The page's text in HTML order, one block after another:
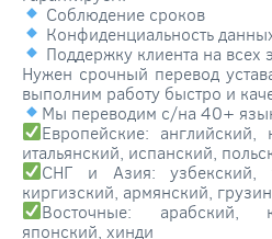
Соблюдение сроков
Конфиденциальность
Поддержку клиента на всех
Нужен срочный перевод
выполним работу быстро и
Мы переводим с/на 40+
Европейские: английский,
итальянский, испанский,
СНГ и Азия: узбекский,
киргизский, армянский,
Восточные: арабский,
японский, хинди